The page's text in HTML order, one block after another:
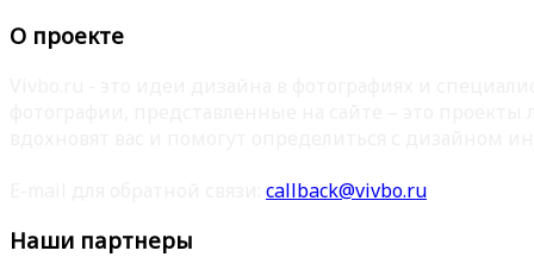
О проекте
callback@vivbo.ru
Наши партнеры